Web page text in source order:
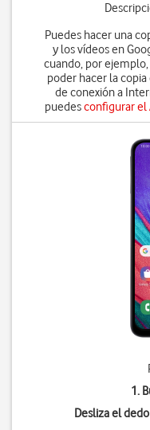
Puedes hacer una
y los vídeos en
cuando, por
poder hacer la
de conexión a
puedesconfigurar el
1.
Desliza el